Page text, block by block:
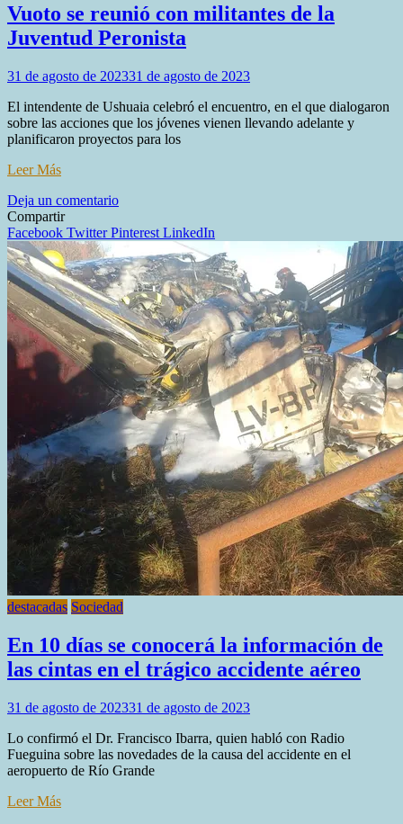
Vuoto se reunió con militantes de la
Juventud Peronista
31 de agosto de 202331 de agosto de 2023
El intendente de Ushuaia celebró el encuentro, en el que dialogaron
sobre las acciones que los jóvenes vienen llevando adelante y
planificaron proyectos para los
Leer Más
Deja un comentarioen
se
con
militantes
de
la
Juventud
Peronista
Compartir
Facebook TwitterPinterest LinkedIn
destacadas Sociedad
En 10 días se conocerá la información de
las cintas en el trágico accidente aéreo
31 de agosto de 202331 de agosto de 2023
Lo confirmó el Dr. Francisco Ibarra, quien habló con Radio
Fueguina sobre las novedades de la causa del accidente en el
aeropuerto de Río Grande
Leer Más